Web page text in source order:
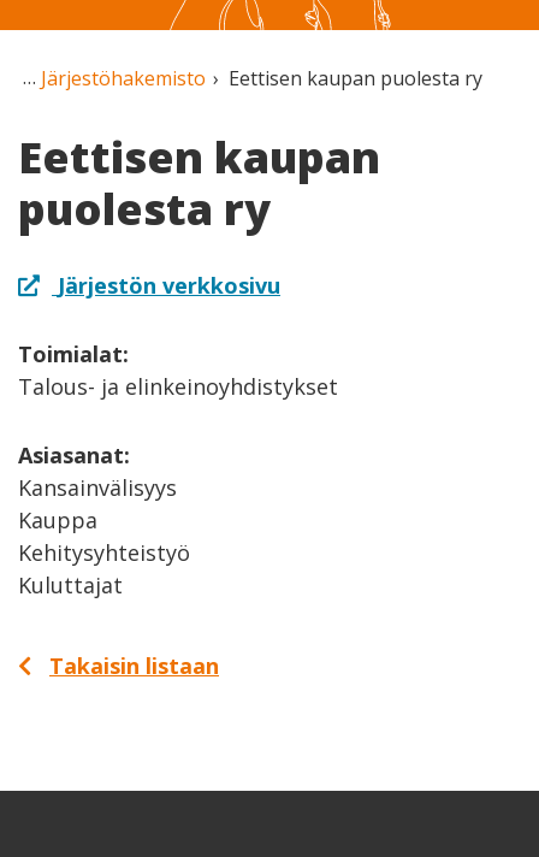
Järjestöhakemisto Eettisen kaupan puolesta ry
Eettisen kaupan
puolesta ry
Järjestön verkkosivu
Toimialat:
Talous- ja elinkeinoyhdistykset
Asiasanat:
Kansainvälisyys
Kauppa
Kehitysyhteistyö
Kuluttajat
Takaisin listaan